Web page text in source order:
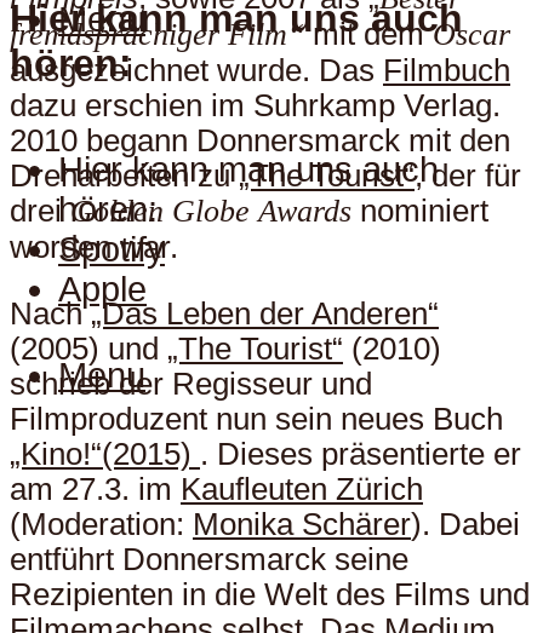
Menu
Hier kann man uns auch
hören:
Hier kann man uns auch
hören:
Spotify
Apple
Menu
fremdsprachiger Film“mit demOscar
ausgezeichnet wurde. Das Filmbuch
dazu erschien im Suhrkamp Verlag.
2010 begann Donnersmarck mit den
Dreharbeiten zu„The Tourist“, der für
dreiGolden Globe Awards nominiert
worden war.
Nach„Das Leben der Anderen“
(2005) und „The Tourist“ (2010)
schrieb der Regisseur und
Filmproduzent nun sein neues Buch
„Kino!“(2015) . Dieses präsentierte er
am 27.3. im Kaufleuten Zürich
(Moderation: Monika Schärer). Dabei
entführt Donnersmarck seine
Rezipienten in die Welt des Films und